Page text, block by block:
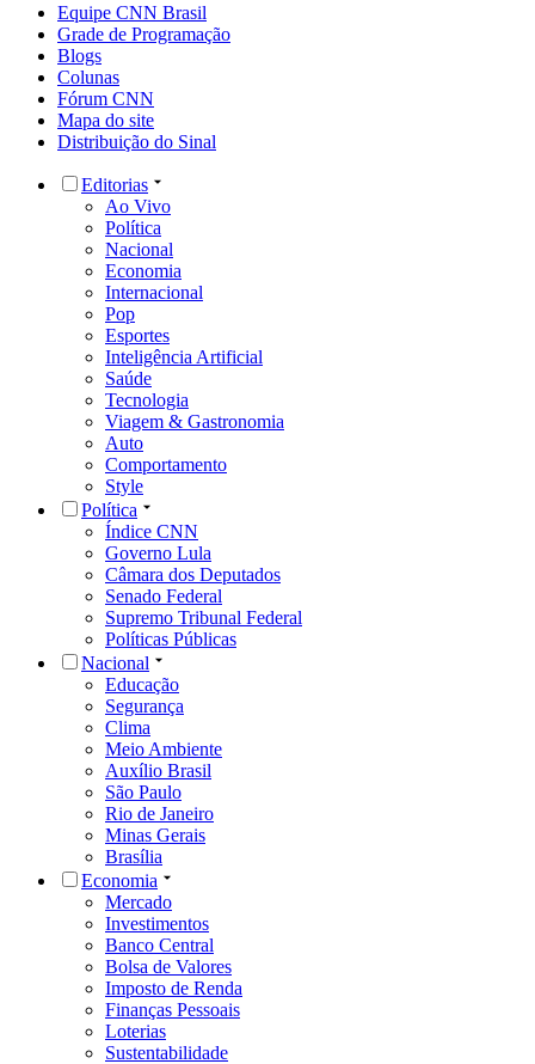
Equipe CNN Brasil
Grade de Programação
Blogs
Colunas
Fórum CNN
Mapa do site
Distribuição do Sinal
Editorias
Ao Vivo
Política
Nacional
Economia
Internacional
Pop
Esportes
Inteligência Artificial
Saúde
Tecnologia
Viagem & Gastronomia
Auto
Comportamento
Style
Política
Índice CNN
Governo Lula
Câmara dos Deputados
Senado Federal
Supremo Tribunal Federal
Políticas Públicas
Nacional
Educação
Segurança
Clima
Meio Ambiente
Auxílio Brasil
São Paulo
Rio de Janeiro
Minas Gerais
Brasília
Economia
Mercado
Investimentos
Banco Central
Bolsa de Valores
Imposto de Renda
Finanças Pessoais
Loterias
Sustentabilidade